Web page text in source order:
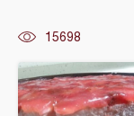
15698